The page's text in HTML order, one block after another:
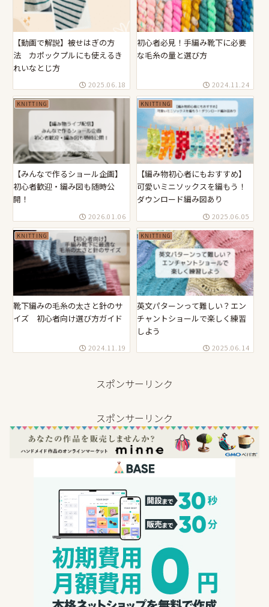
【動画で解説】被せはぎの方
法 カポックプルにも使えるき
れいなとじ方
2025.06.18
初心者必見！手編み靴下に必要
な毛糸の量と選び方
2024.11.24
KNITTING
【みんなで作るショール企画】
初心者歓迎・編み図も随時公
開！
2026.01.06
KNITTING
【編み物初心者にもおすすめ】
可愛いミニソックスを編もう！
ダウンロード編み図あり
2025.06.05
KNITTING
靴下編みの毛糸の太さと針のサ
イズ 初心者向け選び方ガイド
2024.11.19
KNITTING
英文パターンって難しい？エン
チャントショールで楽しく練習
しよう
2025.06.14
スポンサーリンク
スポンサーリンク